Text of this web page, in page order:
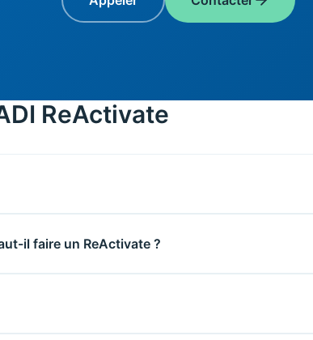
ReActivate
il faire un ReActivate ?